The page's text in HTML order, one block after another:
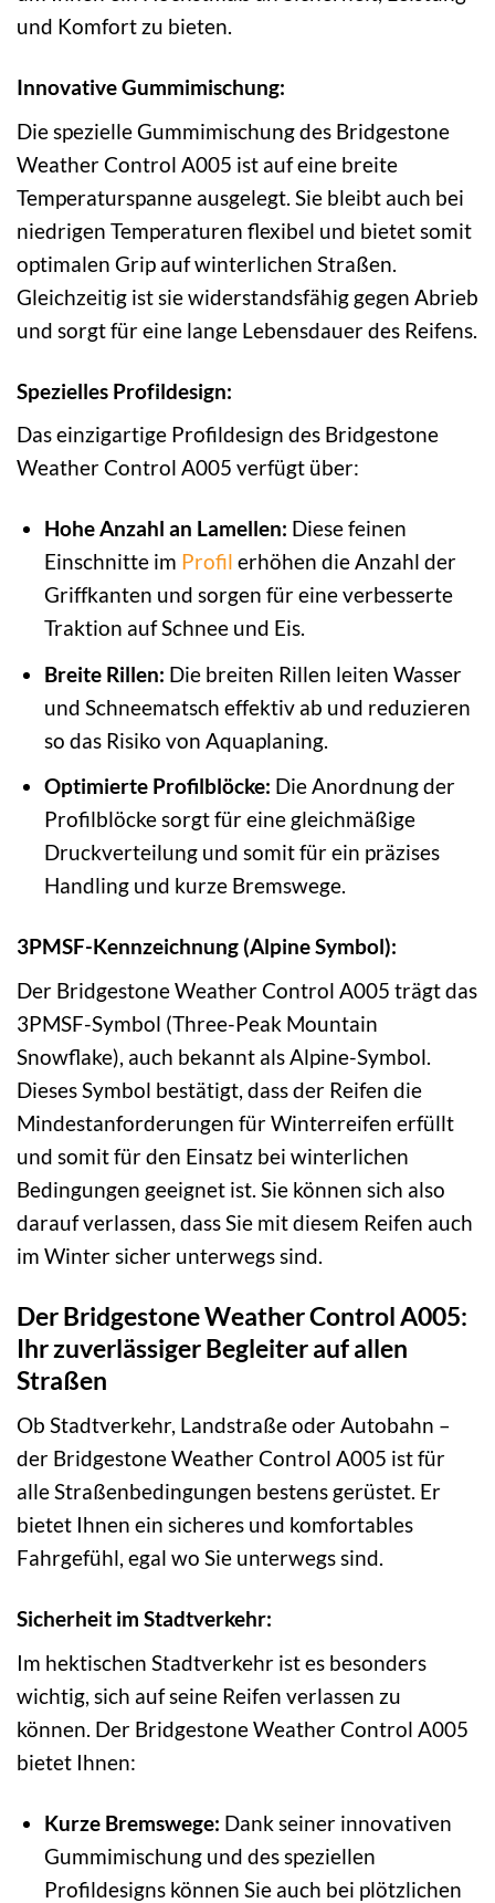
und Komfort zu bieten.
Innovative Gummimischung:
Die spezielle Gummimischung des Bridgestone
Weather Control A005 ist auf eine breite
Temperaturspanne ausgelegt. Sie bleibt auch bei
niedrigen Temperaturen flexibel und bietet somit
optimalen Grip auf winterlichen Straßen.
Gleichzeitig ist sie widerstandsfähig gegen Abrieb
und sorgt für eine lange Lebensdauer des Reifens.
Spezielles Profildesign:
Das einzigartige Profildesign des Bridgestone
Weather Control A005 verfügt über:
Hohe Anzahl an Lamellen: Diese feinen
Einschnitte im Profil erhöhen die Anzahl der
Griffkanten und sorgen für eine verbesserte
Traktion auf Schnee und Eis.
Breite Rillen: Die breiten Rillen leiten Wasser
und Schneematsch effektiv ab und reduzieren
so das Risiko von Aquaplaning.
Optimierte Profilblöcke: Die Anordnung der
Profilblöcke sorgt für eine gleichmäßige
Druckverteilung und somit für ein präzises
Handling und kurze Bremswege.
3PMSF-Kennzeichnung (Alpine Symbol):
Der Bridgestone Weather Control A005 trägt das
3PMSF-Symbol (Three-Peak Mountain
Snowflake), auch bekannt als Alpine-Symbol.
Dieses Symbol bestätigt, dass der Reifen die
Mindestanforderungen für Winterreifen erfüllt
und somit für den Einsatz bei winterlichen
Bedingungen geeignet ist. Sie können sich also
darauf verlassen, dass Sie mit diesem Reifen auch
im Winter sicher unterwegs sind.
Der Bridgestone Weather Control A005:
Ihr zuverlässiger Begleiter auf allen
Straßen
Ob Stadtverkehr, Landstraße oder Autobahn –
der Bridgestone Weather Control A005 ist für
alle Straßenbedingungen bestens gerüstet. Er
bietet Ihnen ein sicheres und komfortables
Fahrgefühl, egal wo Sie unterwegs sind.
Sicherheit im Stadtverkehr:
Im hektischen Stadtverkehr ist es besonders
wichtig, sich auf seine Reifen verlassen zu
können. Der Bridgestone Weather Control A005
bietet Ihnen:
Kurze Bremswege: Dank seiner innovativen
Gummimischung und des speziellen
Profildesigns können Sie auch bei plötzlichen